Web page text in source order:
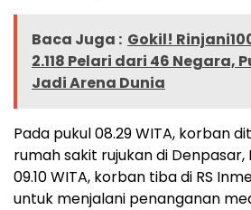
Baca Juga : Gokil!
2.118 Pelari dari 46 Negara,
Jadi Arena Dunia
Pada pukul 08.29 WITA, korban
rumah sakit rujukan di Denpasar,
09.10 WITA, korban tiba di RS
untuk menjalani penanganan